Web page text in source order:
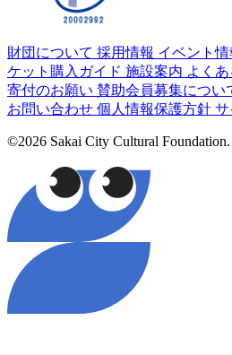
財団について 採用情報 イベント情
ケット購入ガイド 施設案内 よく
寄付のお願い 賛助会員募集につい
お問い合わせ 個人情報保護方針 サ
©2026 Sakai City Cultural Foundation.